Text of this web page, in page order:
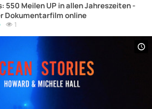
550 Meilen UP in allen Jahreszeiten -
Dokumentarfilm online
1